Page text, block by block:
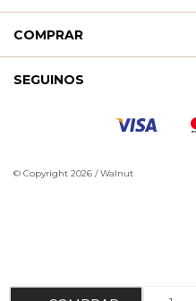
COMPRAR
SEGUINOS
© Copyright 2026 / Walnut